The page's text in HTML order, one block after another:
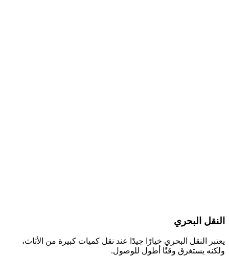
النقل البحري
يعتبر النقل البحري خيارًا جيدًا عند نقل كميات كبيرة من الأثاث،
ولكنه يستغرق وقتًا أطول للوصول.